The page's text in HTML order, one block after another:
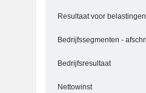
Resultaat voor belastingen
Bedrijfsresultaat
Nettowinst